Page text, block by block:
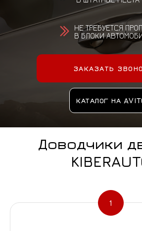
ЗАКАЗАТЬ
КАТАЛОГ НА
НЕ ТРЕБУЕТСЯ
В БЛОКИ
Доводчики